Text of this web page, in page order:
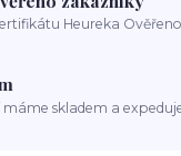
Heureka
máme skladem a